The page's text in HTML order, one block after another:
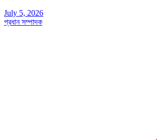
July 5, 2026
প্রধান সম্পাদক